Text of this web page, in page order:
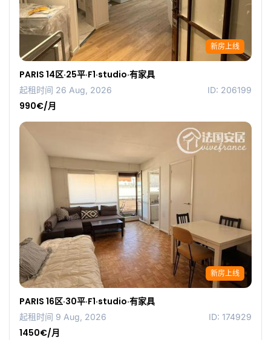
新房上线
PARIS 14区·25平·F1·studio·有家具
起租时间 26 Aug, 2026 ID: 206199
990€/月
新房上线
PARIS 16区·30平·F1·studio·有家具
起租时间 9 Aug, 2026 ID: 174929
1450€/月